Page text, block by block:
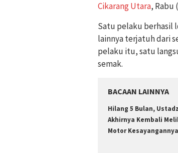
Cikarang Utara, Rabu
Satu pelaku berhasil
lainnya terjatuh dari
pelaku itu, satu
semak.
BACAAN LAINNYA
Hilang 5 Bulan,
Akhirnya Kembali
Motor Kesayangannya